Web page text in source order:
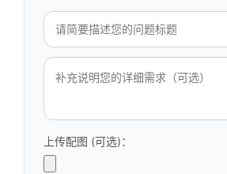
上传配图 (可选)：